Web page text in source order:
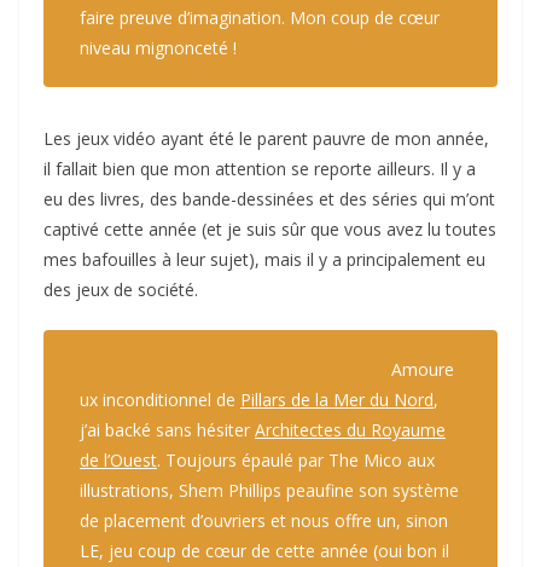
faire preuve d’imagination. Mon coup de cœur
niveau mignonceté !
Les jeux vidéo ayant été le parent pauvre de mon année,
il fallait bien que mon attention se reporte ailleurs. Il y a
eu des livres, des bande-dessinées et des séries qui m’ont
captivé cette année (et je suis sûr que vous avez lu toutes
mes bafouilles à leur sujet), mais il y a principalement eu
des jeux de société.
Amoure
ux inconditionnel de Pillars de la Mer du Nord,
j’ai backé sans hésiter Architectes du Royaume
de l’Ouest. Toujours épaulé par The Mico aux
illustrations, Shem Phillips peaufine son système
de placement d’ouvriers et nous offre un, sinon
LE, jeu coup de cœur de cette année (oui bon il